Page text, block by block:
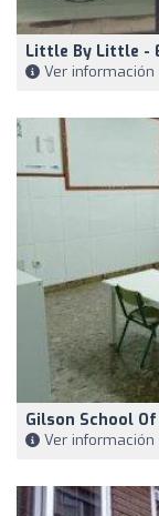
Little By Little -
Ver
Gilson School
Ver